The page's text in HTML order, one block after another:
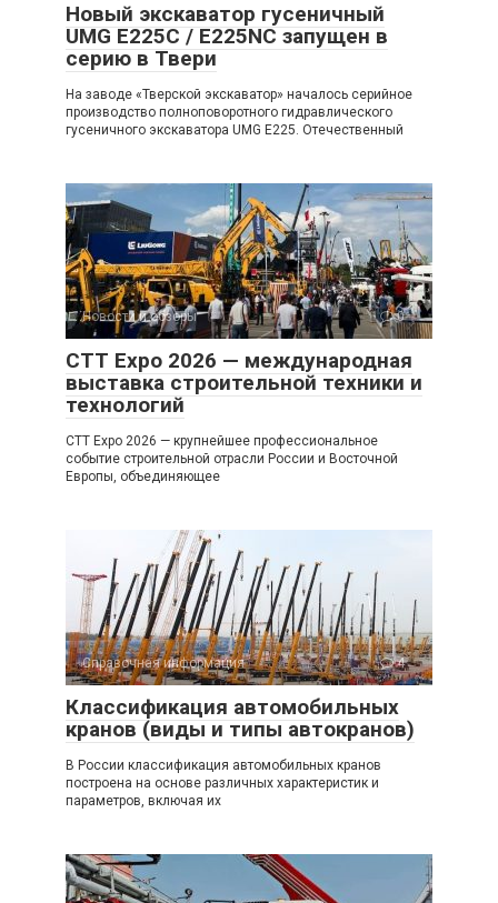
Новый экскаватор гусеничный
UMG E225C / E225NC запущен в
серию в Твери
На заводе «Тверской экскаватор» началось серийное
производство полноповоротного гидравлического
гусеничного экскаватора UMG E225. Отечественный
Новости и обзоры 0
CTT Expo 2026 — международная
выставка строительной техники и
технологий
CTT Expo 2026 — крупнейшее профессиональное
событие строительной отрасли России и Восточной
Европы, объединяющее
Справочная информация 4
Классификация автомобильных
кранов (виды и типы автокранов)
В России классификация автомобильных кранов
построена на основе различных характеристик и
параметров, включая их